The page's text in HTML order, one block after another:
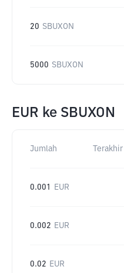
20 SBUXON
5000 SBUXON
EUR ke SBUXON
Jumlah
0.001 EUR
0.002 EUR
0.02 EUR